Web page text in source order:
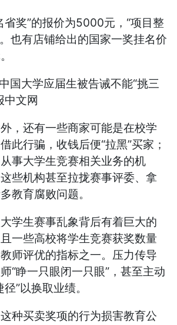
省奖”的报价为5000元，“项目整
也有店铺给出的国家一奖挂名价
，还有一些商家可能是在校学
此行骗，收钱后便“拉黑”买家；
事大学生竞赛相关业务的机
些机构甚至拉拢赛事评委、拿
教育腐败问题。
学生赛事乱象背后有着巨大的
一些高校将学生竞赛获奖数量
师评优的指标之一。压力传导
“睁一只眼闭一只眼”，甚至主动
”以换取业绩。
种买卖奖项的行为损害教育公